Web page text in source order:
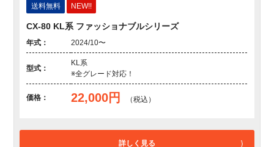
送料無料 NEW!!
CX-80 KL系 ファッショナブルシリーズ
年式： 2024/10〜
型式：
KL系
※全グレード対応！
価格： 22,000円 （税込）
詳しく見る